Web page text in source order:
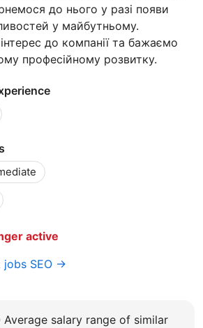
до нього у разі появи
у майбутньому.
до компанії та бажаємо
професійному розвитку.
active
jobs SEO →
Average salary range of similar